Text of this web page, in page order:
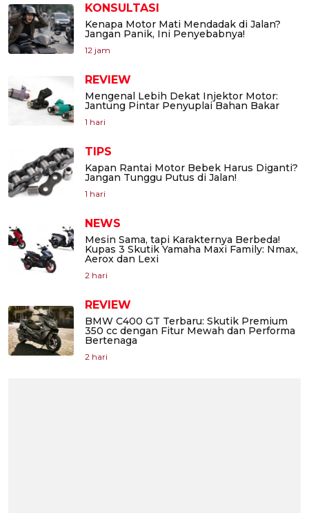
KONSULTASI
Kenapa Motor Mati Mendadak di Jalan?
Jangan Panik, Ini Penyebabnya!
12 jam
REVIEW
Mengenal Lebih Dekat Injektor Motor:
Jantung Pintar Penyuplai Bahan Bakar
1 hari
TIPS
Kapan Rantai Motor Bebek Harus Diganti?
Jangan Tunggu Putus di Jalan!
1 hari
NEWS
Mesin Sama, tapi Karakternya Berbeda!
Kupas 3 Skutik Yamaha Maxi Family: Nmax,
Aerox dan Lexi
2 hari
REVIEW
BMW C400 GT Terbaru: Skutik Premium
350 cc dengan Fitur Mewah dan Performa
Bertenaga
2 hari